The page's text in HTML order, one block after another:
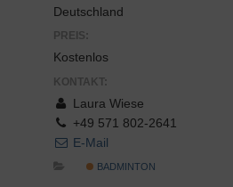
Deutschland
PREIS:
Kostenlos
KONTAKT:
Laura Wiese
+49 571 802-2641
E-Mail
BADMINTON